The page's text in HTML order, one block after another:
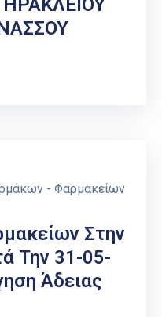
- Φαρμακείων
Στην
Την 31-05-
Άδειας